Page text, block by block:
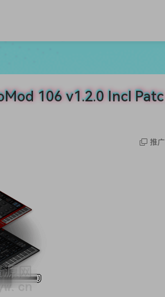
106 v1.2.0 Incl Patc
推广